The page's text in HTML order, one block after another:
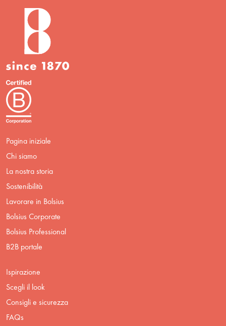
Pagina iniziale
Chi siamo
La nostra storia
Sostenibilità
Lavorare in Bolsius
Bolsius Corporate
Bolsius Professional
B2B portale
Ispirazione
Scegli il look
Consigli e sicurezza
FAQs